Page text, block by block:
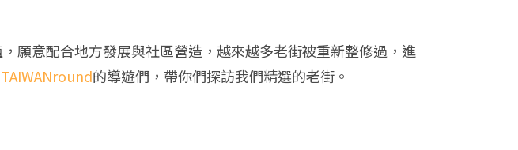
願意配合地方發展與社區營造，越來越多老街被重新整修過，進
的導遊們，帶你們探訪我們精選的老街。